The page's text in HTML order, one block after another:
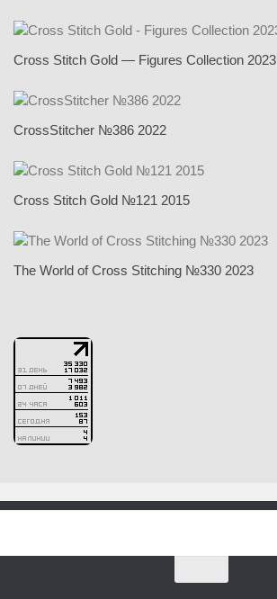
Cross Stitch Gold — Figures Collection 2023
CrossStitcher №386 2022
Cross Stitch Gold №121 2015
The World of Cross Stitching №330 2023